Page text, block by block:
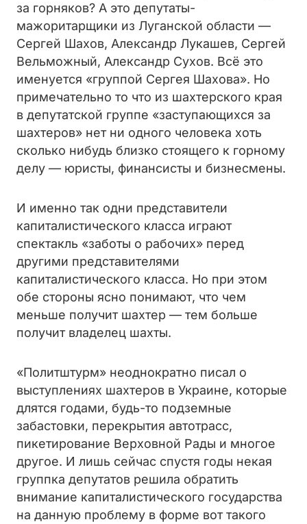
за горняков? А это депутаты-
мажоритарщики из Луганской области —
Сергей Шахов, Александр Лукашев, Сергей
Вельможный, Александр Сухов. Всё это
именуется «группой Сергея Шахова». Но
примечательно то что из шахтерского края
в депутатской группе «заступающихся за
шахтеров» нет ни одного человека хоть
сколько нибудь близко стоящего к горному
делу — юристы, финансисты и бизнесмены.
И именно так одни представители
капиталистического класса играют
спектакль «заботы о рабочих» перед
другими представителями
капиталистического класса. Но при этом
обе стороны ясно понимают, что чем
меньше получит шахтер — тем больше
получит владелец шахты.
«Политштурм» неоднократно писал о
выступлениях шахтеров в Украине, которые
длятся годами, будь-то подземные
забастовки, перекрытия автотрасс,
пикетирование Верховной Рады и многое
другое. И лишь сейчас спустя годы некая
группка депутатов решила обратить
внимание капиталистического государства
на данную проблему в форме вот такого